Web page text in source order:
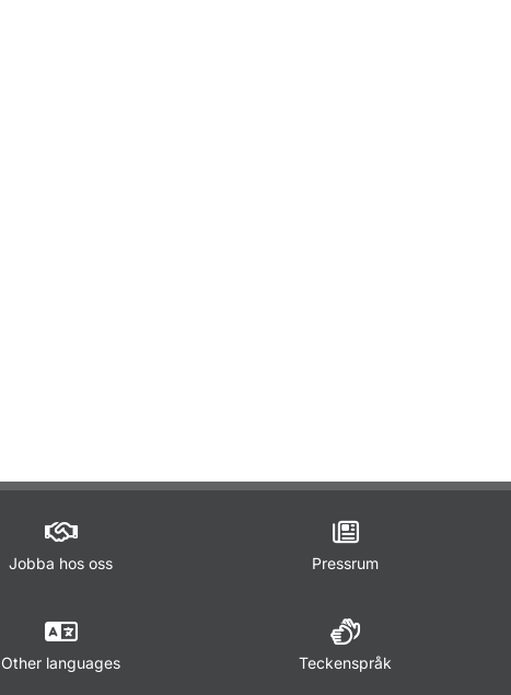
Jobba hos oss Pressrum
Other languages Teckenspråk